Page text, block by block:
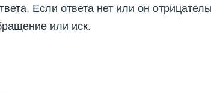
Если ответа нет или он
или иск.